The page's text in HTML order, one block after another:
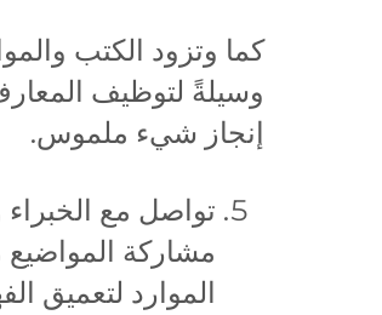
كما وتزود الكتب
وسيلةً لتوظيف
إنجاز شيء ملموس.
تواصل مع
مشاركة المواضيع
الموارد لتعميق